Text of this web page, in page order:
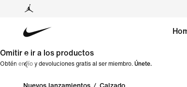
Omitir e ir a los productos
Obtén envío y devoluciones gratis al ser miembro. Únete.